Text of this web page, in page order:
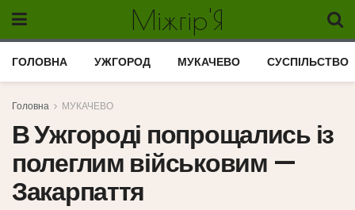
Міжгір'Я
ГОЛОВНА УЖГОРОД МУКАЧЕВО СУСПІЛЬСТВО
Головна МУКАЧЕВО
В Ужгороді попрощались із
полеглим військовим —
Закарпаття